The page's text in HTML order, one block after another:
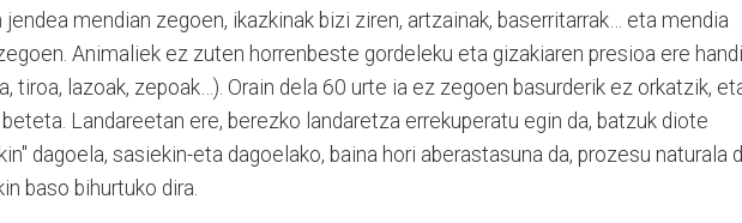
jendea mendian zegoen, ikazkinak bizi ziren, artzainak, baserritarrak… eta mendia
Animaliek ez zuten horrenbeste gordeleku eta gizakiaren presioa ere
tiroa, lazoak, zepoak…). Orain dela 60 urte ia ez zegoen basurderik ez orkatzik,
Landareetan ere, berezko landaretza errekuperatu egin da, batzuk diote
dagoela, sasiekin-eta dagoelako, baina hori aberastasuna da, prozesu naturala
baso bihurtuko dira.